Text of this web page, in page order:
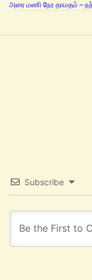
அரை மணி நேர தாமதம் –
Subscribe